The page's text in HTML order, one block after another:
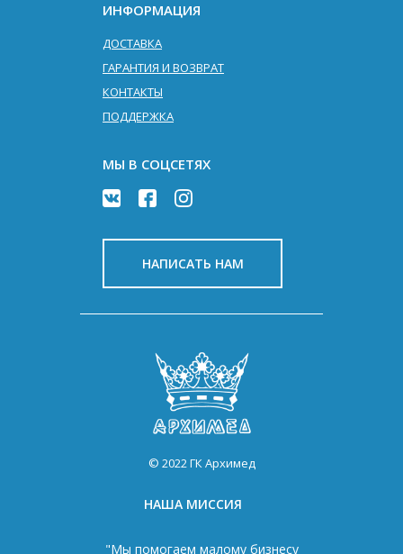
ИНФОРМАЦИЯ
МЫ В СОЦСЕТЯХ
ПОДДЕРЖКА
ДОСТАВКА
ГАРАНТИЯ И ВОЗВРАТ
КОНТАКТЫ
НАША МИССИЯ
"Мы помогаем малому бизнесу
НАПИСАТЬ НАМ
© 2022 ГК Архимед